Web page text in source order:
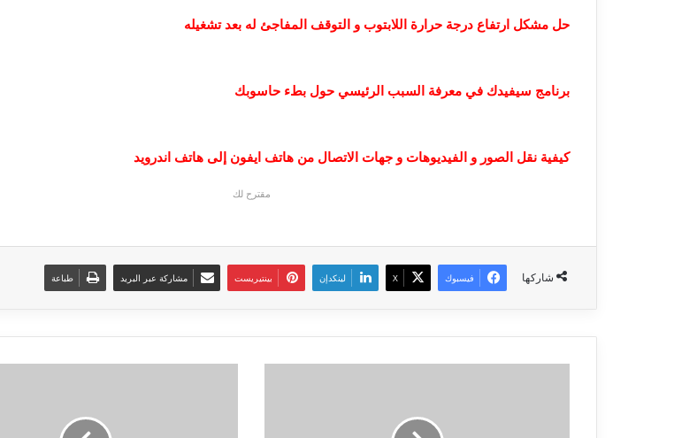
حل مشكل ارتفاع درجة حرارة اللابتوب و التوقف المفاجئ له بعد تشغيله
برنامج سيفيدك في معرفة السبب الرئيسي حول بطء حاسوبك
كيفية نقل الصور و الفيديوهات و جهات الاتصال من هاتف ايفون إلى هاتف اندرويد
مقترح لك
شاركها فيسبوك ‫X لينكدإن بينتيريست مشاركة عبر البريد طباعة